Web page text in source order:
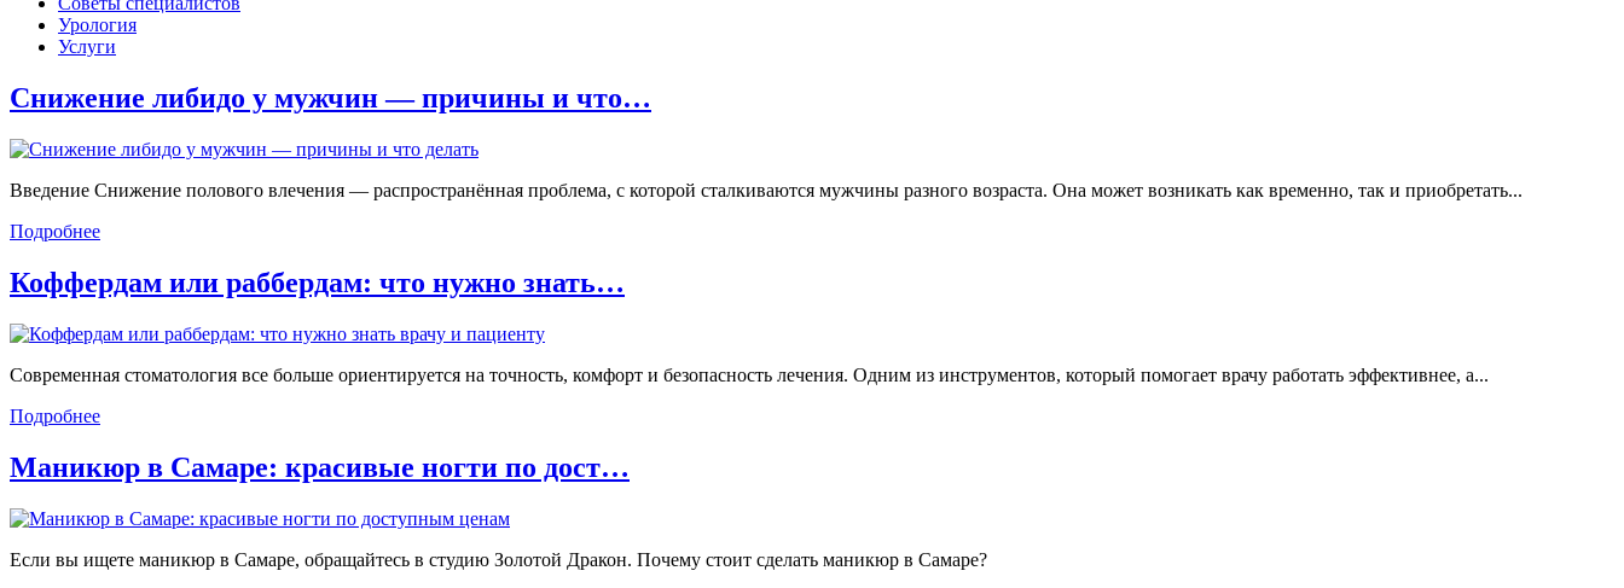
Урология
Услуги
Снижение либидо у мужчин — причины и что…
Введение Снижение полового влечения — распространённая проблема, с которой сталкиваются мужчины разного возраста. Она может возникать как временно, так и приобретать...
Подробнее
Коффердам или раббердам: что нужно знать…
Современная стоматология все больше ориентируется на точность, комфорт и безопасность лечения. Одним из инструментов, который помогает врачу работать эффективнее, а...
Подробнее
Маникюр в Самаре: красивые ногти по дост…
Если вы ищете маникюр в Самаре, обращайтесь в студию Золотой Дракон. Почему стоит сделать маникюр в Самаре?